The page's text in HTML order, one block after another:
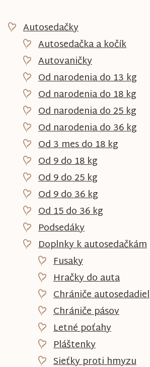
Autosedačky
Autosedačka a kočík
Autovaničky
Od narodenia do 13 kg
Od narodenia do 18 kg
Od narodenia do 25 kg
Od narodenia do 36 kg
Od 3 mes do 18 kg
Od 9 do 18 kg
Od 9 do 25 kg
Od 9 do 36 kg
Od 15 do 36 kg
Podsedáky
Doplnky k autosedačkám
Fusaky
Hračky do auta
Chrániče autosedadiel
Chrániče pásov
Letné poťahy
Pláštenky
Sieťky proti hmyzu